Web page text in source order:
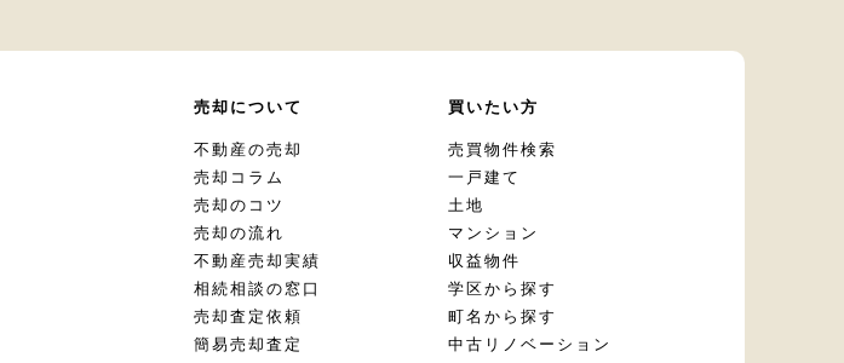
売却について
不動産の売却
売却コラム
売却のコツ
売却の流れ
不動産売却実績
相続相談の窓口
売却査定依頼
簡易売却査定
買いたい方
売買物件検索
一戸建て
土地
マンション
収益物件
学区から探す
町名から探す
中古リノベーション